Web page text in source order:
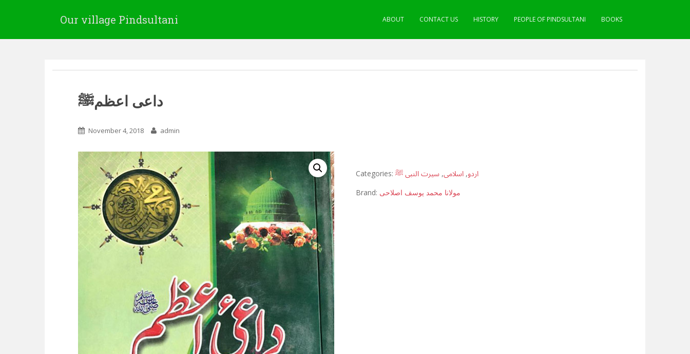
Our village Pindsultani ABOUT CONTACT US HISTORY PEOPLE OF PINDSULTANI BOOKS
داعی اعظمﷺ
November 4, 2018 admin
Categories: اردو,اسلامی,سیرت النبی ﷺ
Brand: مولانا محمد یوسف اصلاحی